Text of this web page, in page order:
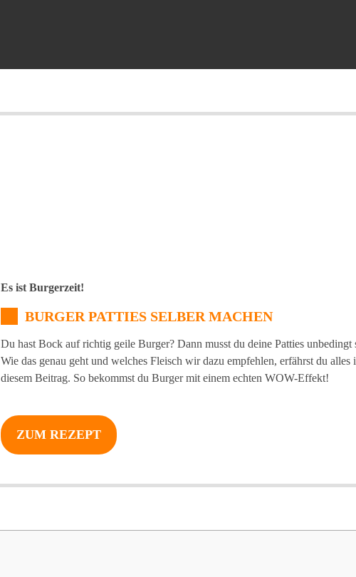
Es ist Burgerzeit!
BURGER PATTIES SELBER MACHEN
Du hast Bock auf richtig geile Burger? Dann musst du deine Patties unbedingt
Wie das genau geht und welches Fleisch wir dazu empfehlen, erfährst du alles
diesem Beitrag. So bekommst du Burger mit einem echten WOW-Effekt!
ZUM REZEPT